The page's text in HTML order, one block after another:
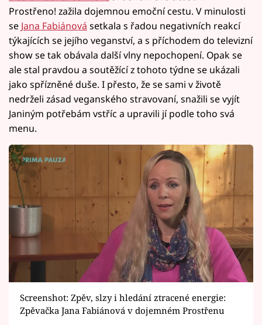
Prostřeno! zažila dojemnou emoční cestu. V minulosti
se Jana Fabiánová setkala s řadou negativních reakcí
týkajících se jejího veganství, a s příchodem do televizní
show se tak obávala další vlny nepochopení. Opak se
ale stal pravdou a soutěžící z tohoto týdne se ukázali
jako spřízněné duše. I přesto, že se sami v životě
nedrželi zásad veganského stravovaní, snažili se vyjít
Janiným potřebám vstříc a upravili jí podle toho svá
menu.
Screenshot: Zpěv, slzy i hledání ztracené energie:
Zpěvačka Jana Fabiánová v dojemném Prostřenu